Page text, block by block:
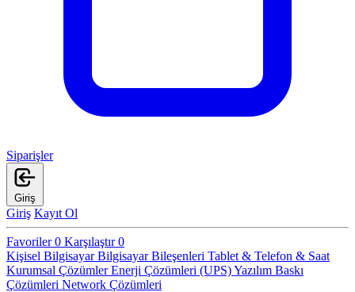
Siparişler
Giriş
Giriş Kayıt Ol
Favoriler0 Karşılaştır0
Kişisel BilgisayarBilgisayar Bileşenleri Tablet & Telefon & Saat
Kurumsal ÇözümlerEnerji Çözümleri (UPS)Yazılım Baskı
Çözümleri Network Çözümleri